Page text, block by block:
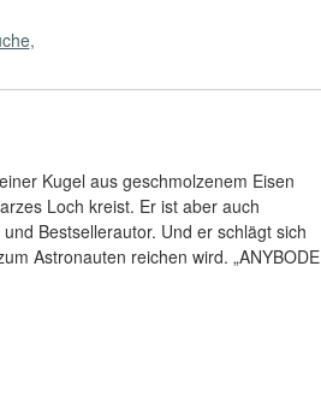
Kugel aus geschmolzenem Eisen
Loch kreist. Er ist aber auch
Bestsellerautor. Und er schlägt sich
Astronauten reichen wird. „ANYBODE